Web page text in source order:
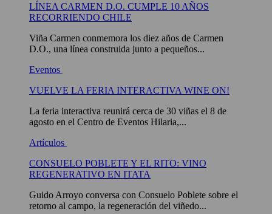
LÍNEA CARMEN D.O. CUMPLE 10 AÑOS
RECORRIENDO CHILE
Viña Carmen conmemora los diez años de Carmen
D.O., una línea construida junto a pequeños...
Eventos
VUELVE LA FERIA INTERACTIVA WINE ON!
La feria interactiva reunirá cerca de 30 viñas el 8 de
agosto en el Centro de Eventos Hilaria,...
Artículos
CONSUELO POBLETE Y EL RITO: VINO
REGENERATIVO EN ITATA
Guido Arroyo conversa con Consuelo Poblete sobre el
retorno al campo, la regeneración del viñedo...